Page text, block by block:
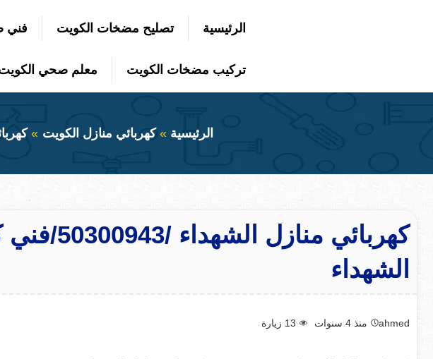
الرئيسية تصليح مضخات الكويت فني
تركيب مضخات الكويت معلم صحي الكويت ||50300943||أفضل معلم صحي
الرئيسية كهربائي منازل الكويت كهربائي
كهربائي
الشهداء
ahmed منذ 4 سنوات 13 زيارة